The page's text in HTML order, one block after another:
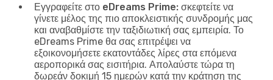
Εγγραφείτε στο eDreams Prime: σκεφτείτε να
γίνετε μέλος της πιο αποκλειστικής συνδρομής μας
και αναβαθμίστε την ταξιδιωτική σας εμπειρία. Το
eDreams Prime θα σας επιτρέψει να
εξοικονομήσετε εκατοντάδες λίρες στα επόμενα
αεροπορικά σας εισιτήρια. Απολαύστε τώρα τη
δωρεάν δοκιμή 15 ημερών κατά την κράτηση της